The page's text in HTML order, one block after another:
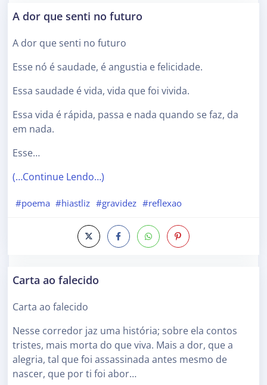
A dor que senti no futuro
A dor que senti no futuro
Esse nó é saudade, é angustia e felicidade.
Essa saudade é vida, vida que foi vivida.
Essa vida é rápida, passa e nada quando se faz, da
em nada.
Esse…
(…Continue Lendo…)
#poema #hiastliz #gravidez #reflexao
Carta ao falecido
Carta ao falecido
Nesse corredor jaz uma história; sobre ela contos
tristes, mais morta do que viva. Mais a dor, que a
alegria, tal que foi assassinada antes mesmo de
nascer, que por ti foi abor…